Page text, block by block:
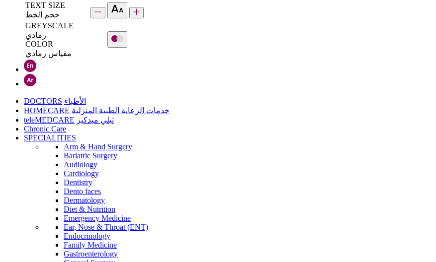
TEXT SIZE
حجم الخط
GREYSCALE
رمادي
COLOR
مقياس رمادي
DOCTORS الأطباء
HOMECARE خدمات الرعاية الطبية المنزلية
teleMEDCARE تيلي ميدكير
Chronic Care
SPECIALITIES
Arm & Hand Surgery
Bariatric Surgery
Audiology
Cardiology
Dentistry
Dento faces
Dermatology
Diet & Nutrition
Emergency Medicine
Ear, Nose & Throat (ENT)
Endocrinology
Family Medicine
Gastroenterology